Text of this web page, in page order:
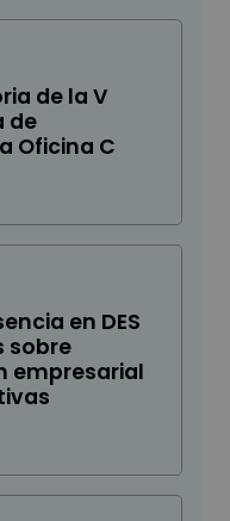
de la V
de
Oficina C
en DES
sobre
empresarial